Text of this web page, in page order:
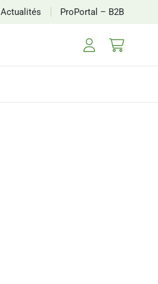
Actualités ProPortal – B2B